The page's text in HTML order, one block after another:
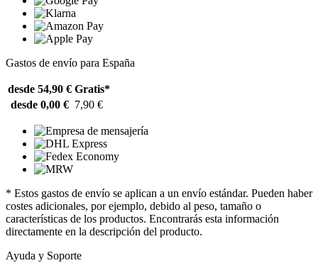
Gastos de envío para España
desde 54,90 € Gratis*
desde 0,00 € 7,90 €
* Estos gastos de envío se aplican a un envío estándar. Pueden haber
costes adicionales, por ejemplo, debido al peso, tamaño o
características de los productos. Encontrarás esta información
directamente en la descripción del producto.
Ayuda y Soporte